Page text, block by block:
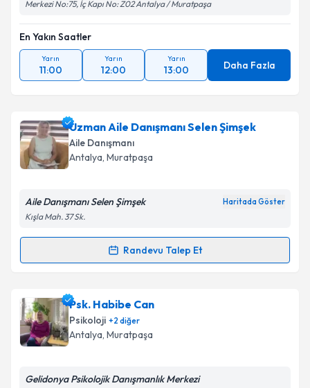
Merkezi No:75, İç Kapı No: Z02 Antalya / Muratpaşa
En Yakın Saatler
Yarın
11:00
Yarın
12:00
Yarın
13:00 Daha Fazla
Uzman Aile Danışmanı Selen Şimşek
Aile Danışmanı
Antalya, Muratpaşa
Aile Danışmanı Selen Şimşek Haritada Göster
Kışla Mah. 37 Sk.
Randevu Talep Et
Randevu Takvimi Talebi
Uzman Aile Danışmanı Selen Şimşek
takvimi talebi oluşturun. Size bu uzmandan randevu
almanız için bir takvim hazırlandığında e-posta ile
bilgilendireceğiz.
Psk. Habibe Can
Psikoloji +2 diğer
Antalya, Muratpaşa
Gelidonya Psikolojik Danışmanlık Merkezi